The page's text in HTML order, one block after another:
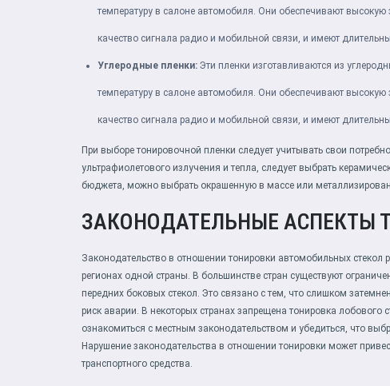
температуру в салоне автомобиля. Они обеспечивают
качество сигнала радио и мобильной связи, и имеют
Углеродные пленки: Эти пленки изготавливаются из
температуру в салоне автомобиля. Они обеспечивают
качество сигнала радио и мобильной связи, и имеют
При выборе тонировочной пленки следует учитывать свои
ультрафиолетового излучения и тепла, следует выбрать
бюджета, можно выбрать окрашенную в массе или
ЗАКОНОДАТЕЛЬНЫЕ АСПЕКТЫ
Законодательство в отношении тонировки автомобильных стекол
регионах одной страны. В большинстве стран существуют
передних боковых стекол. Это связано с тем, что слишком
риск аварии. В некоторых странах запрещена тонировка
ознакомиться с местным законодательством и убедиться, что
Нарушение законодательства в отношении тонировки может
транспортного средства.